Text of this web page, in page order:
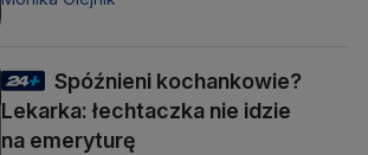
Spóźnieni kochankowie?
Lekarka: łechtaczka nie idzie
na emeryturę